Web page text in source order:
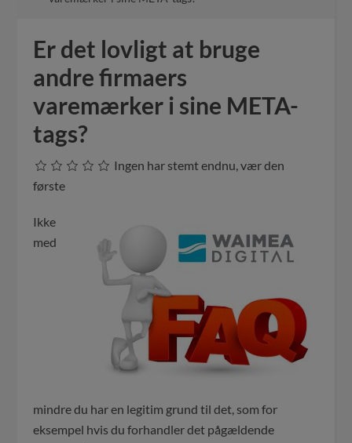
Er det lovligt at bruge
andre firmaers
varemærker i sine META-
tags?
Ingen har stemt endnu, vær den
første
Ikke
med
mindre du har en legitim grund til det, som for
eksempel hvis du forhandler det pågældende